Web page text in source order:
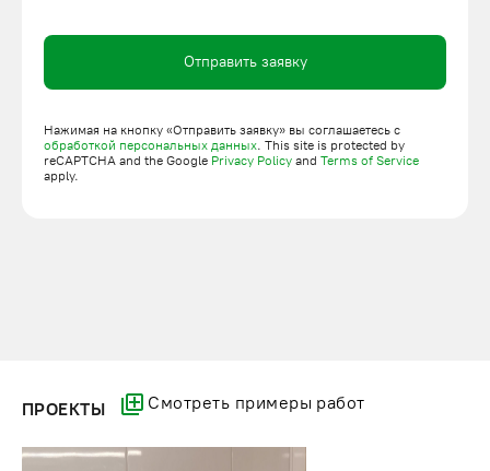
перепланировки;
плавное перемещение с низким уровнем шума;
минимальное техническое обслуживание;
простая технология установки с возможностью
демонтажа для переноса на другой объект.
Отправить заявку
Нажимая на кнопку «Отправить заявку» вы соглашаетесь с
обработкой персональных данных. This site is protected by
reCAPTCHA and the Google Privacy Policy and Terms of Service
apply.
ПРОЕКТЫ Смотреть примеры работ